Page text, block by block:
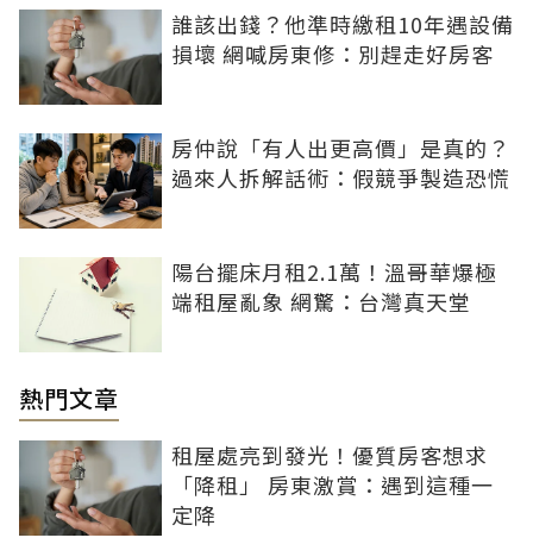
誰該出錢？他準時繳租10年遇設備
損壞 網喊房東修：別趕走好房客
房仲說「有人出更高價」是真的？
過來人拆解話術：假競爭製造恐慌
陽台擺床月租2.1萬！溫哥華爆極
端租屋亂象 網驚：台灣真天堂
熱門文章
租屋處亮到發光！優質房客想求
「降租」 房東激賞：遇到這種一
定降